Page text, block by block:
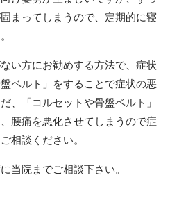
まってしまうので、定期的に寝
い方にお勧めする方法で、症状
ベルト」をすることで症状の悪
、「コルセットや骨盤ベルト」
腰痛を悪化させてしまうので症
相談ください。
当院までご相談下さい。